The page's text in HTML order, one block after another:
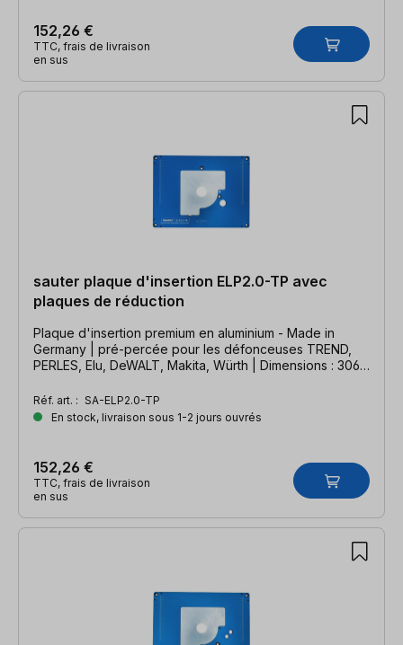
152,26 €
TTC, frais de livraison
en sus
sauter plaque d'insertion ELP2.0-TP avec
plaques de réduction
Plaque d'insertion premium en aluminium - Made in
Germany | pré-percée pour les défonceuses TREND,
PERLES, Elu, DeWALT, Makita, Würth | Dimensions : 306
Réf. art. : SA-ELP2.0-TP
En stock, livraison sous 1-2 jours ouvrés
152,26 €
TTC, frais de livraison
en sus